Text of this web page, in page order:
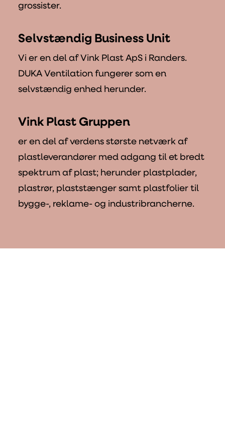
grossister.
Selvstændig Business Unit
Vi er en del af Vink Plast ApS i Randers.
DUKA Ventilation fungerer som en
selvstændig enhed herunder.
Vink Plast Gruppen
er en del af verdens største netværk af
plastleverandører med adgang til et bredt
spektrum af plast; herunder plastplader,
plastrør, plaststænger samt plastfolier til
bygge-, reklame- og industribrancherne.